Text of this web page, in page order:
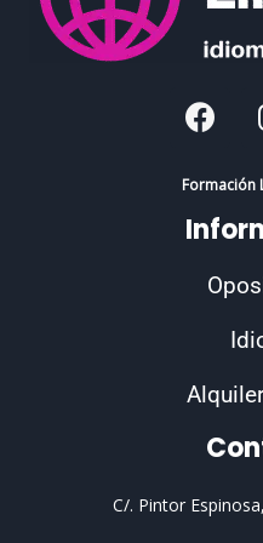
F
a
e
b
o
o
Formación
C/. Pintor